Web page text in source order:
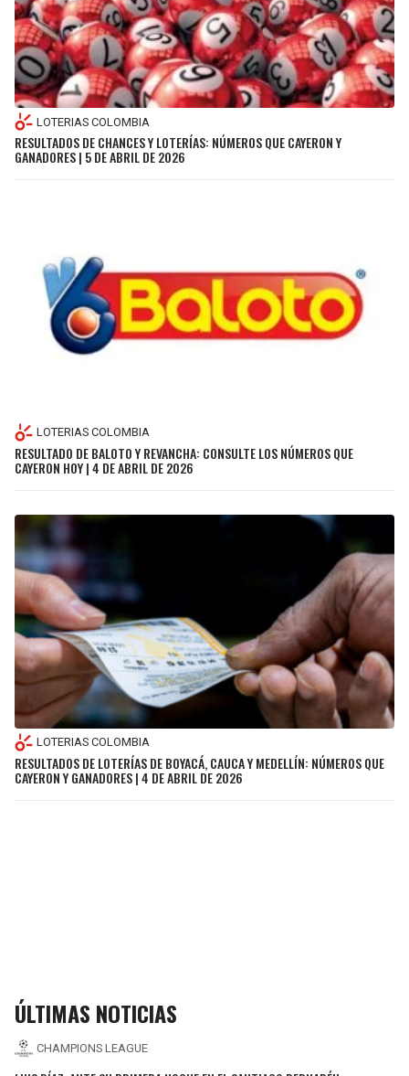
LOTERIAS COLOMBIA
RESULTADOS DE CHANCES Y LOTERÍAS: NÚMEROS QUE CAYERON Y
GANADORES | 5 DE ABRIL DE 2026
LOTERIAS COLOMBIA
RESULTADO DE BALOTO Y REVANCHA: CONSULTE LOS NÚMEROS QUE
CAYERON HOY | 4 DE ABRIL DE 2026
LOTERIAS COLOMBIA
RESULTADOS DE LOTERÍAS DE BOYACÁ, CAUCA Y MEDELLÍN: NÚMEROS QUE
CAYERON Y GANADORES | 4 DE ABRIL DE 2026
ÚLTIMAS NOTICIAS
CHAMPIONS LEAGUE